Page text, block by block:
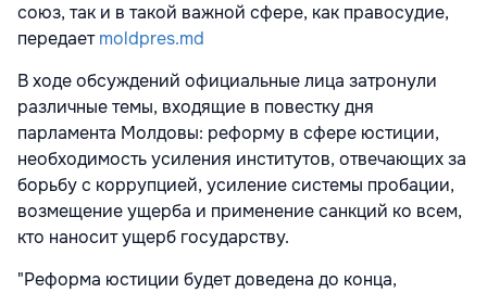
союз, так и в такой важной сфере, как правосудие,
передаетmoldpres.md
В ходе обсуждений официальные лица затронули
различные темы, входящие в повестку дня
парламента Молдовы: реформу в сфере юстиции,
необходимость усиления институтов, отвечающих за
борьбу с коррупцией, усиление системы пробации,
возмещение ущерба и применение санкций ко всем,
кто наносит ущерб государству.
"Реформа юстиции будет доведена до конца,